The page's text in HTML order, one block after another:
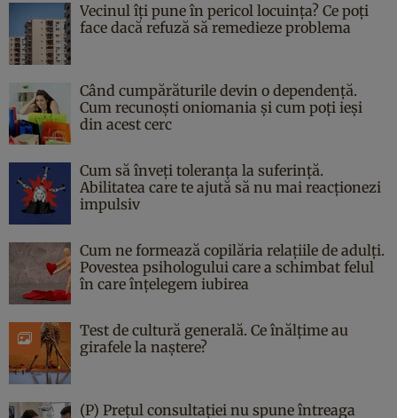
Vecinul îți pune în pericol locuința? Ce poți
face dacă refuză să remedieze problema
Când cumpărăturile devin o dependență.
Cum recunoști oniomania și cum poți ieși
din acest cerc
Cum să înveți toleranța la suferință.
Abilitatea care te ajută să nu mai reacționezi
impulsiv
Cum ne formează copilăria relațiile de adulți.
Povestea psihologului care a schimbat felul
în care înțelegem iubirea
Test de cultură generală. Ce înălțime au
girafele la naștere?
(P) Prețul consultației nu spune întreaga